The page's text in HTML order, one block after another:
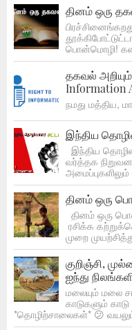
தினம் ஒரு
பொன்மொழி!
தகவல்
Information
நமது மத்திய,
இந்திய
இந்திய
வர்த்தக
தினம் ஒரு
தினம் ஒரு
ரசிக்க
முறை
குறிஞ்சி,
ஐந்து
மலையும் மலை
காடுகளும்
*தொழிற்சாலைகள்* 😕